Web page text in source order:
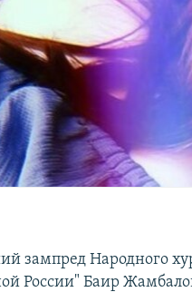
зампред Народного
России" Баир